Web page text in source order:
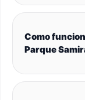
Como
Parque